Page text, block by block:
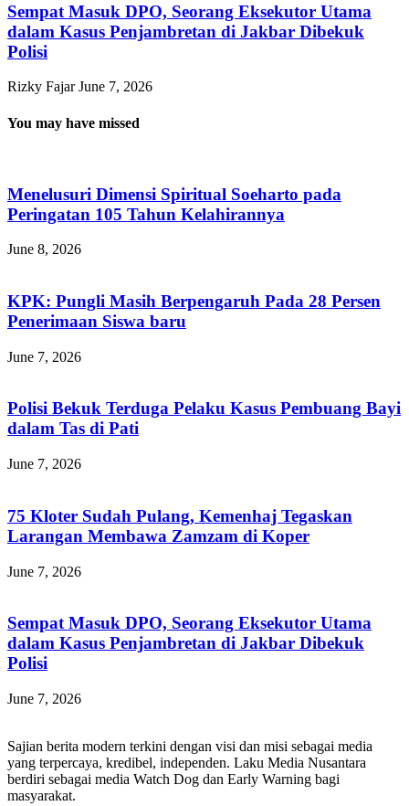
Sempat Masuk DPO, Seorang Eksekutor Utama
dalam Kasus Penjambretan di Jakbar Dibekuk
Polisi
Rizky FajarJune 7, 2026
You may have missed
Menelusuri Dimensi Spiritual Soeharto pada
Peringatan 105 Tahun Kelahirannya
June 8, 2026
KPK: Pungli Masih Berpengaruh Pada 28 Persen
Penerimaan Siswa baru
June 7, 2026
Polisi Bekuk Terduga Pelaku Kasus Pembuang Bayi
dalam Tas di Pati
June 7, 2026
75 Kloter Sudah Pulang, Kemenhaj Tegaskan
Larangan Membawa Zamzam di Koper
June 7, 2026
Sempat Masuk DPO, Seorang Eksekutor Utama
dalam Kasus Penjambretan di Jakbar Dibekuk
Polisi
June 7, 2026
Sajian berita modern terkini dengan visi dan misi sebagai media
yang terpercaya, kredibel, independen. Laku Media Nusantara
berdiri sebagai media Watch Dog dan Early Warning bagi
masyarakat.